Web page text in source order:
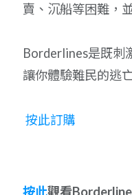
賣、沉船等困難，
Borderlines是既刺
讓你體驗難民的逃
按此訂購
按此觀看